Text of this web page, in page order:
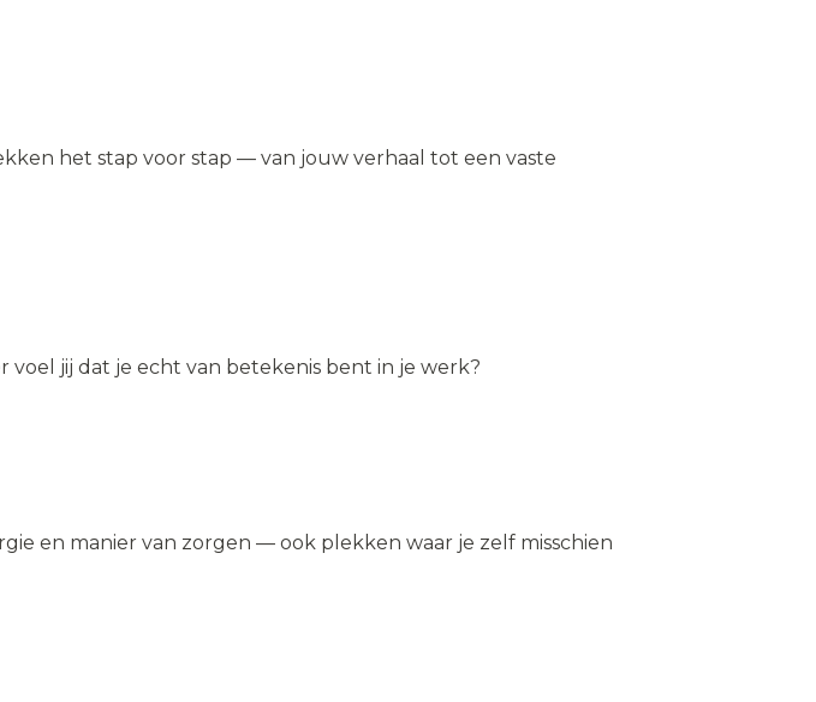
het stap voor stap — van jouw verhaal tot een vaste
jij dat je echt van betekenis bent in je werk?
en manier van zorgen — ook plekken waar je zelf misschien